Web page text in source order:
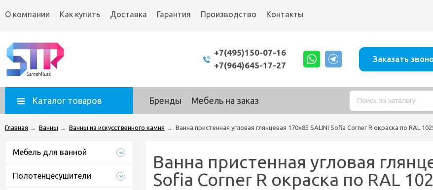
О компании Как купить Доставка Гарантия Производство Контакты
+7(495)150-07-16
+7(964)645-17-27
Заказать
Каталог товаров Бренды Мебель на заказ
Главная → Ванны → Ванны из искусственного камня → Ванна пристенная угловая глянцевая 170x85 SALINI Sofia Corner R окраска по RAL
Мебель для ванной
Полотенцесушители
Ванна пристенная угловая
Sofia Corner R окраска по RAL